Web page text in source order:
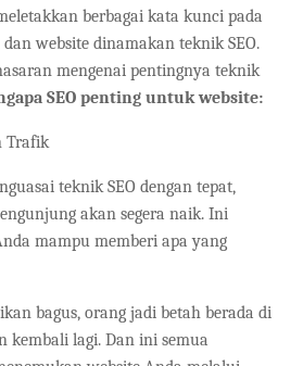
berbagai kata kunci pada
website dinamakan teknik SEO.
mengenai pentingnya teknik
SEO penting untuk website:
Trafik
teknik SEO dengan tepat,
akan segera naik. Ini
mampu memberi apa yang
bagus, orang jadi betah berada di
kembali lagi. Dan ini semua